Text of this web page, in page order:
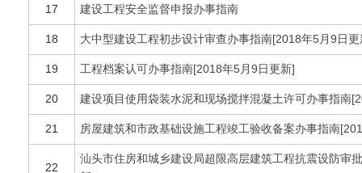
17 建设工程安全监督申报办事指南
18 大中型建设工程初步设计审查办事指南[2018年5月9日更
19 工程档案认可办事指南[2018年5月9日更新]
20 建设项目使用袋装水泥和现场搅拌混凝土许可办事指南
21 房屋建筑和市政基础设施工程竣工验收备案办事指南
22
汕头市住房和城乡建设局超限高层建筑工程抗震设防审